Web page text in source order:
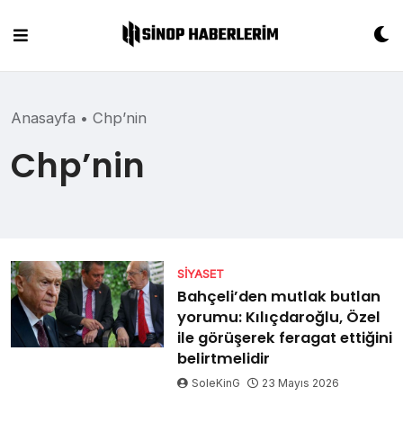
content
Anasayfa • Chp’nin
Chp’nin
SIYASET
Bahçeli’den mutlak butlan
yorumu: Kılıçdaroğlu, Özel
ile görüşerek feragat ettiğini
belirtmelidir
SoleKinG 23 Mayıs 2026